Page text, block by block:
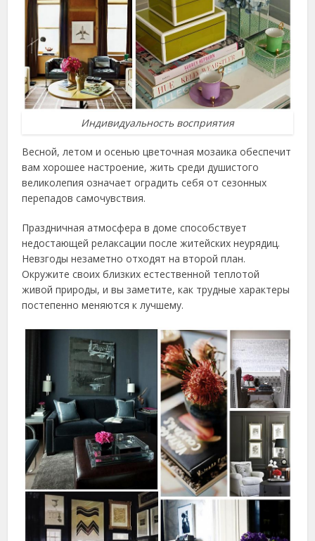
Индивидуальность восприятия
Весной, летом и осенью цветочная мозаика обеспечит
вам хорошее настроение, жить среди душистого
великолепия означает оградить себя от сезонных
перепадов самочувствия.
Праздничная атмосфера в доме способствует
недостающей релаксации после житейских неурядиц.
Невзгоды незаметно отходят на второй план.
Окружите своих близких естественной теплотой
живой природы, и вы заметите, как трудные характеры
постепенно меняются к лучшему.